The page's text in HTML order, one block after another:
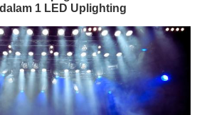
1 LED Uplighting